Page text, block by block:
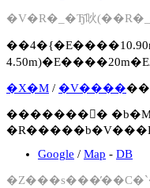
�V�R�_�Ђ̑吙
�X�M / �V����
�������񍐏�
Google / Map - DB